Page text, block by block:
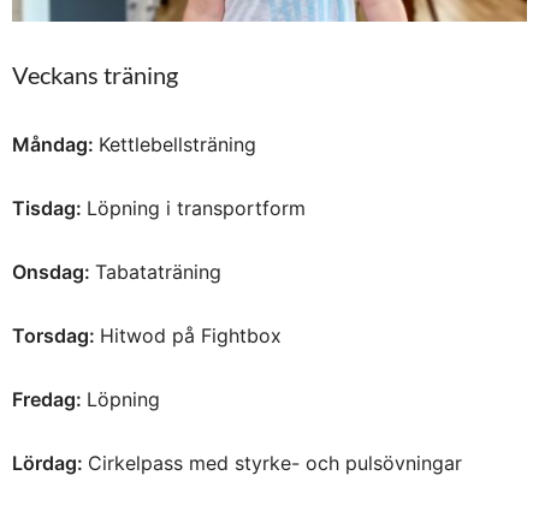
Veckans träning
Måndag: Kettlebellsträning
Tisdag: Löpning i transportform
Onsdag: Tabataträning
Torsdag: Hitwod på Fightbox
Fredag: Löpning
Lördag: Cirkelpass med styrke- och pulsövningar